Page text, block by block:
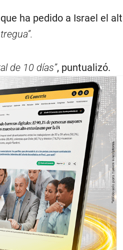
ha pedido a Israel el
de 10 días”, puntualizó.